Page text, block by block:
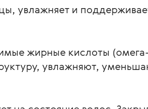
увлажняет и
жирные кислоты
увлажняют,